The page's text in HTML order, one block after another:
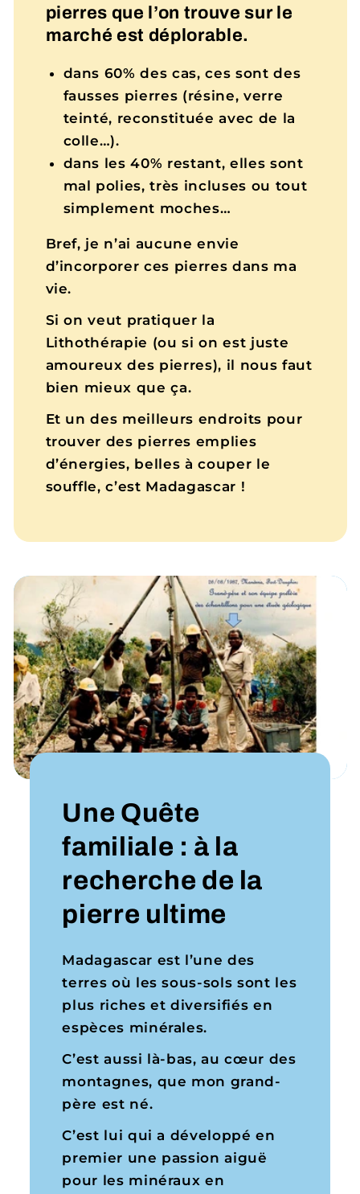
pierres que l’on trouve sur le
marché est déplorable.
dans 60% des cas, ces sont des
fausses pierres (résine, verre
teinté, reconstituée avec de la
colle…).
dans les 40% restant, elles sont
mal polies, très incluses ou tout
simplement moches…
Bref, je n’ai aucune envie
d’incorporer ces pierres dans ma
vie.
Si on veut pratiquer la
Lithothérapie (ou si on est juste
amoureux des pierres), il nous faut
bien mieux que ça.
Et un des meilleurs endroits pour
trouver des pierres emplies
d’énergies, belles à couper le
souffle, c’est Madagascar !
Une Quête
familiale : à la
recherche de la
pierre ultime
Madagascar est l’une des
terres où les sous-sols sont les
plus riches et diversifiés en
espèces minérales.
C’est aussi là-bas, au cœur des
montagnes, que mon grand-
père est né.
C’est lui qui a développé en
premier une passion aiguë
pour les minéraux en